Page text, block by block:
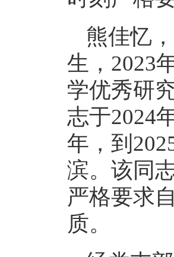
熊佳忆
生， 2023
学优秀研
志于2024
年，到
滨。该同
严格要求
质。